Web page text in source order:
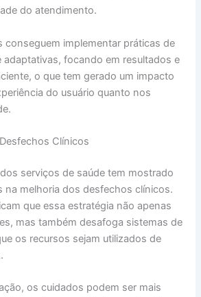
do atendimento.
conseguem implementar práticas de
adaptativas, focando em resultados e
o que tem gerado um impacto
do usuário quanto nos
Clínicos
serviços de saúde tem mostrado
na melhoria dos desfechos clínicos.
que essa estratégia não apenas
mas também desafoga sistemas de
os recursos sejam utilizados de
os cuidados podem ser mais